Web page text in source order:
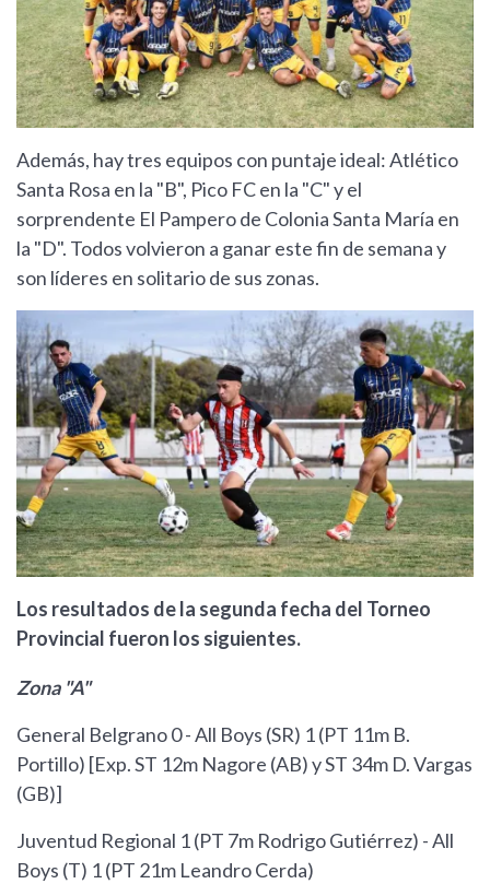
Además, hay tres equipos con puntaje ideal: Atlético
Santa Rosa en la "B", Pico FC en la "C" y el
sorprendente El Pampero de Colonia Santa María en
la "D". Todos volvieron a ganar este fin de semana y
son líderes en solitario de sus zonas.
Los resultados de la segunda fecha del Torneo
Provincial fueron los siguientes.
Zona "A"
General Belgrano 0 - All Boys (SR) 1 (PT 11m B.
Portillo) [Exp. ST 12m Nagore (AB) y ST 34m D. Vargas
(GB)]
Juventud Regional 1 (PT 7m Rodrigo Gutiérrez) - All
Boys (T) 1 (PT 21m Leandro Cerda)